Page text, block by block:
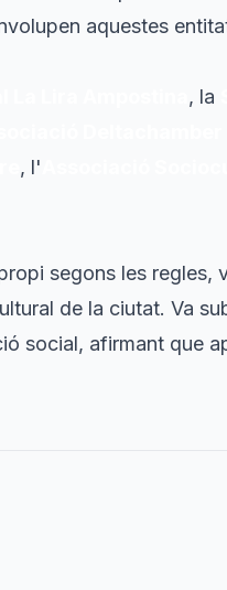
aquestes
, la
, l'
segons les regles,
de la ciutat. Va
social, afirmant que